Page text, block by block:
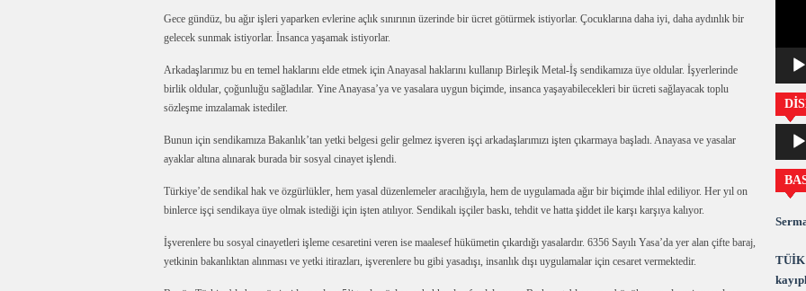
Gece gündüz, bu ağır işleri yaparken evlerine açlık sınırının üzerinde bir ücret götürmek istiyorlar. Çocuklarına daha iyi, daha aydınlık bir
gelecek sunmak istiyorlar. İnsanca yaşamak istiyorlar.
Arkadaşlarımız bu en temel haklarını elde etmek için Anayasal haklarını kullanıp Birleşik Metal-İş sendikamıza üye oldular. İşyerlerinde
birlik oldular, çoğunluğu sağladılar. Yine Anayasa’ya ve yasalara uygun biçimde, insanca yaşayabilecekleri bir ücreti sağlayacak toplu
sözleşme imzalamak istediler.
Bunun için sendikamıza Bakanlık’tan yetki belgesi gelir gelmez işveren işçi arkadaşlarımızı işten çıkarmaya başladı. Anayasa ve yasalar
ayaklar altına alınarak burada bir sosyal cinayet işlendi.
Türkiye’de sendikal hak ve özgürlükler, hem yasal düzenlemeler aracılığıyla, hem de uygulamada ağır bir biçimde ihlal ediliyor. Her yıl on
binlerce işçi sendikaya üye olmak istediği için işten atılıyor. Sendikalı işçiler baskı, tehdit ve hatta şiddet ile karşı karşıya kalıyor.
İşverenlere bu sosyal cinayetleri işleme cesaretini veren ise maalesef hükümetin çıkardığı yasalardır. 6356 Sayılı Yasa’da yer alan çifte baraj,
yetkinin bakanlıktan alınması ve yetki itirazları, işverenlere bu gibi yasadışı, insanlık dışı uygulamalar için cesaret vermektedir.
oynatıcı
TÜİK